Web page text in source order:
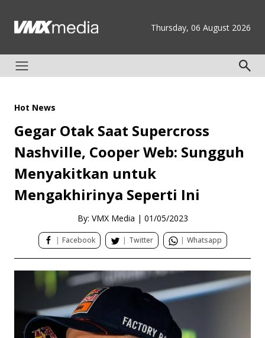
Thursday, 06 August 2026
Hot News
Gegar Otak Saat Supercross
Nashville, Cooper Web: Sungguh
Menyakitkan untuk
Mengakhirinya Seperti Ini
By: VMX Media | 01/05/2023
| Facebook | Twitter | Whatsapp